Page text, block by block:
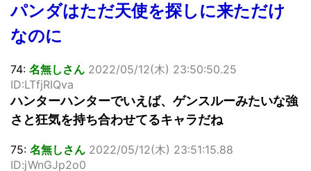
パンダはただ天使を探しに来ただけ
なのに
74: 名無しさん 2022/05/12(木) 23:50:50.25
ID:LTfjRIQva
ハンターハンターでいえば、ゲンスルーみたいな強
さと狂気を持ち合わせてるキャラだね
75: 名無しさん 2022/05/12(木) 23:51:15.88
ID:jWnGJp2o0